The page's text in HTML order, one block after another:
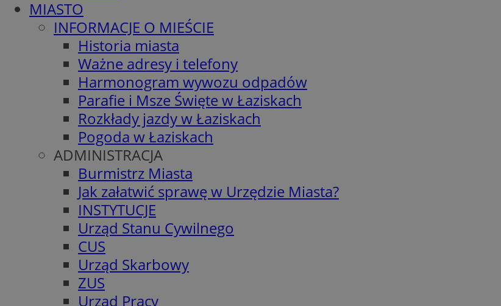
MIASTO
INFORMACJE O MIEŚCIE
Historia miasta
Ważne adresy i telefony
Harmonogram wywozu odpadów
Parafie i Msze Święte w Łaziskach
Rozkłady jazdy w Łaziskach
Pogoda w Łaziskach
ADMINISTRACJA
Burmistrz Miasta
Jak załatwić sprawę w Urzędzie Miasta?
INSTYTUCJE
Urząd Stanu Cywilnego
CUS
Urząd Skarbowy
ZUS
Urząd Pracy